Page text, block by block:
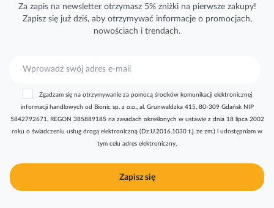
Za zapis na newsletter otrzymasz 5% zniżki na pierwsze zakupy!
Zapisz się już dziś, aby otrzymywać informacjeo promocjach,
nowościach i trendach.
r
y
j
n
Zapisz się
Zgadzam się na otrzymywanie za pomocą środków komunikacji elektronicznej
informacji handlowych od Bionic sp. z o.o., al. Grunwaldzka 415, 80-309 Gdańsk NIP
5842792671, REGON 385889185 na zasadach określonych w ustawie z dnia 18 lipca 2002
roku o świadczeniu usług drogą elektroniczną (Dz.U.2016.1030 t.j. ze zm.) i udostępniam w
tym celu adres elektroniczny.